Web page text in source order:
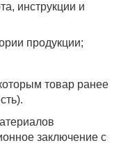
инструкции и
продукции;
товар ранее
заключение с